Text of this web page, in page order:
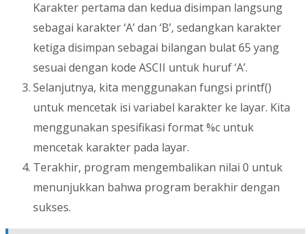
Karakter pertama dan kedua disimpan langsung
sebagai karakter ‘A’ dan ‘B’, sedangkan karakter
ketiga disimpan sebagai bilangan bulat 65 yang
sesuai dengan kode ASCII untuk huruf ‘A’.
Selanjutnya, kita menggunakan fungsi printf()
untuk mencetak isi variabel karakter ke layar. Kita
menggunakan spesifikasi format %c untuk
mencetak karakter pada layar.
Terakhir, program mengembalikan nilai 0 untuk
menunjukkan bahwa program berakhir dengan
sukses.